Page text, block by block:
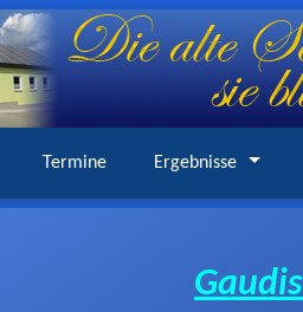
Termine Ergebnisse